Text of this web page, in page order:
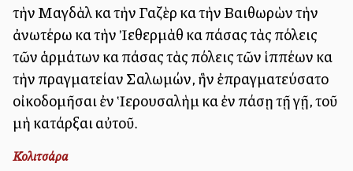
τὴν Μαγδὰλ καὶ τὴν Γαζὲρ καὶ τὴν Βαιθωρὼν τὴν
ἀνωτέρω καὶ τὴν Ἰεθερμὰθ καὶ πάσας τὰς πόλεις
τῶν ἁρμάτων καὶ πάσας τὰς πόλεις τῶν ἱππέων καὶ
τὴν πραγματείαν Σαλωμών, ἣν ἐπραγματεύσατο
οἰκοδομῆσαι ἐν Ἱερουσαλὴμ καὶ ἐν πάσῃ τῇ γῇ, τοῦ
μὴ κατάρξαι αὐτοῦ.
Κολιτσάρα